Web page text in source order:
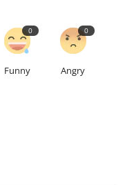
0
Funny
0
Angry